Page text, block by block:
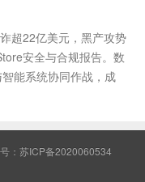
超22亿美元，黑产攻势
安全与合规报告。数
能系统协同作战，成
： 苏ICP备2020060534